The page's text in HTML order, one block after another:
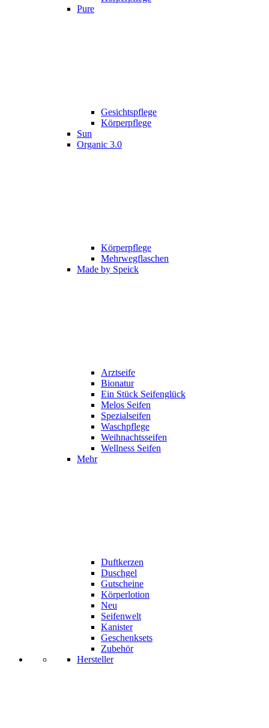
Pure
Gesichtspflege
Körperpflege
Sun
Organic 3.0
Körperpflege
Mehrwegflaschen
Made by Speick
Arztseife
Bionatur
Ein Stück Seifenglück
Melos Seifen
Spezialseifen
Waschpflege
Weihnachtsseifen
Wellness Seifen
Mehr
Duftkerzen
Duschgel
Gutscheine
Körperlotion
Neu
Seifenwelt
Kanister
Geschenksets
Zubehör
Hersteller